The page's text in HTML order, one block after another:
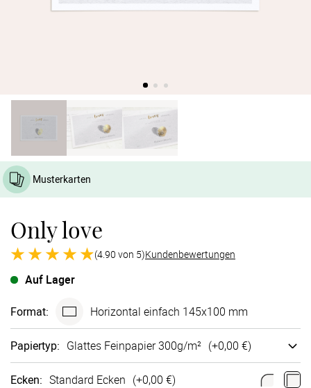
Musterkarten
Only love
(4.90 von 5)Kundenbewertungen
Auf Lager
Format: Horizontal einfach 145x100 mm
Papiertyp: Glattes Fein­papier 300g/m² (+0,00 €)
Ecken: Standard Ecken (+0,00 €)